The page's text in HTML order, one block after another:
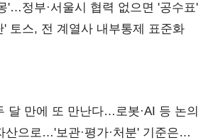
'…정부·서울시 협력 없으면 '공수표'
' 토스, 전 계열사 내부통제 표준화
달 만에 또 만난다…로봇·AI 등 논의
산으로…'보관·평가·처분' 기준은